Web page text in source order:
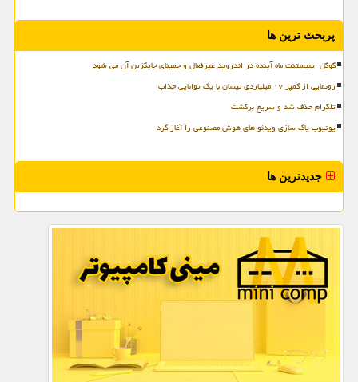
پربحث ترین ها
گوگل اسیستنت ماه آینده در اندروید غیرفعال و جمینای جایگزین آن می شود
رونمایی از کمپر ۱۷ میلیاردی نیسان با یک توانایی جذاب
تلگرام حذف شد و سریع برگشت
یوتیوب پاک سازی ویدئو های هوش مصنوعی را آغاز کرد
جدیدترین ها